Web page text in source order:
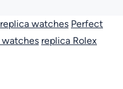
replica watches Perfect
replica Rolex